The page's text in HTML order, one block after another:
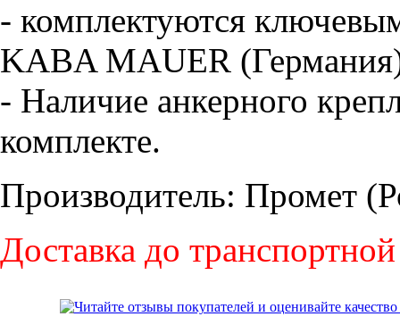
- комплектуются
KABA MAUER
- Наличие анкерного
комплекте.
Производитель: Промет
Доставка до